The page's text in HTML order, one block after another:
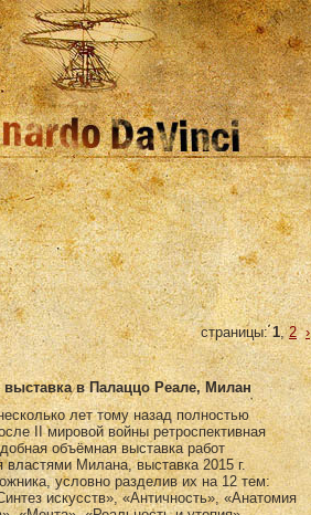
страницы:1,2 ›
выставка в Палаццо Реале, Милан
лет тому назад полностью
II мировой войны ретроспективная
объёмная выставка работ
властями Милана, выставка 2015 г.
условно разделив их на 12 тем:
искусств», «Античность», «Анатомия